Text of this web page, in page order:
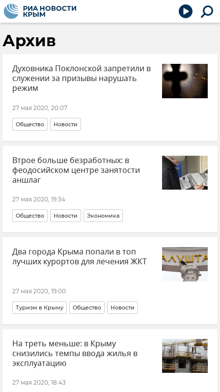
Архив
Духовника Поклонской запретили в
служении за призывы нарушать
режим
27 мая 2020, 20:07
Общество Новости
Втрое больше безработных: в
феодосийском центре занятости
аншлаг
27 мая 2020, 19:34
Общество Новости Экономика
Два города Крыма попали в топ
лучших курортов для лечения ЖКТ
27 мая 2020, 19:00
Туризм в Крыму Общество Новости
На треть меньше: в Крыму
снизились темпы ввода жилья в
эксплуатацию
27 мая 2020, 18:43